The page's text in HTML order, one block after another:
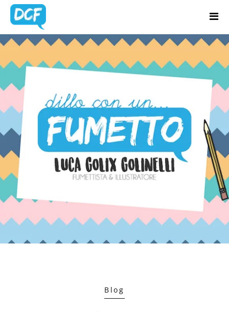
Home
Chi Sono
Regali Creativi
Lavora con me
Portfolio
Blog
Contatti
BLOG UPDATES
Latest news & updates
Blog